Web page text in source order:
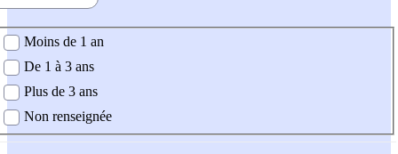
demandée
Moins de 1 an
De 1 à 3 ans
Plus de 3 ans
Non renseignée